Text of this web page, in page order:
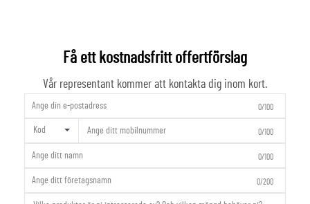
Få ett kostnadsfritt offertförslag
Vår representant kommer att kontakta dig inom kort.
0/100
Kod 0/100
0/100
0/200